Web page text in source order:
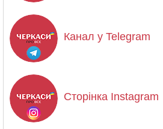
Канал у Telegram
Сторінка Instagram